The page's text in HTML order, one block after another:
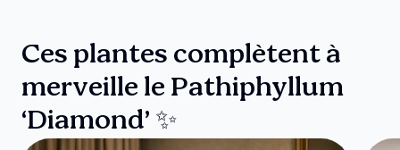
Ces plantes complètent à
merveille le Pathiphyllum
‘Diamond’ ✨